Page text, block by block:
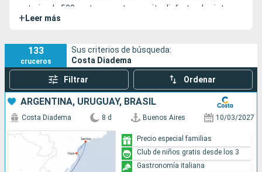
exterior de 500 metros que te permite disfrutar de vistas
excepcionales al mar. Podrás saborear una cocina variada
espacio dedicado al bienestar.
+ Leer más
133
cruceros
Sus criterios de búsqueda:
Costa Diadema
Filtrar Ordenar
ARGENTINA, URUGUAY, BRASIL
Costa Diadema 8 d Buenos Aires 10/03/2027
Precio especial familias
Club de niños gratis desde los 3
Gastronomía italiana